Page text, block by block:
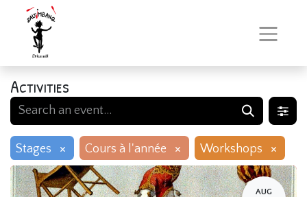
Activities
Stages × Cours à l'année × Workshops ×
AUG